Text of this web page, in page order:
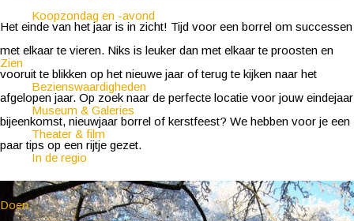
Koopzondag en -avond
Zien
Bezienswaardigheden
Museum & Galeries
Theater & film
In de regio
Doen
Het einde van het jaar is in zicht! Tijd voor een borrel om successen
met elkaar te vieren. Niks is leuker dan met elkaar te proosten en
vooruit te blikken op het nieuwe jaar of terug te kijken naar het
afgelopen jaar. Op zoek naar de perfecte locatie voor jouw eindejaar
bijeenkomst, nieuwjaar borrel of kerstfeest? We hebben voor je een
paar tips op een rijtje gezet.